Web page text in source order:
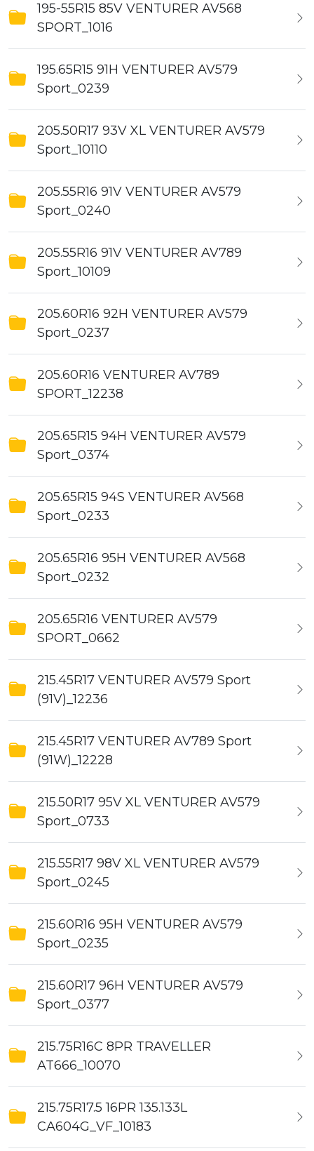
195-55R15 85V VENTURER AV568
SPORT_1016
195.65R15 91H VENTURER AV579
Sport_0239
205.50R17 93V XL VENTURER AV579
Sport_10110
205.55R16 91V VENTURER AV579
Sport_0240
205.55R16 91V VENTURER AV789
Sport_10109
205.60R16 92H VENTURER AV579
Sport_0237
205.60R16 VENTURER AV789
SPORT_12238
205.65R15 94H VENTURER AV579
Sport_0374
205.65R15 94S VENTURER AV568
Sport_0233
205.65R16 95H VENTURER AV568
Sport_0232
205.65R16 VENTURER AV579
SPORT_0662
215.45R17 VENTURER AV579 Sport
(91V)_12236
215.45R17 VENTURER AV789 Sport
(91W)_12228
215.50R17 95V XL VENTURER AV579
Sport_0733
215.55R17 98V XL VENTURER AV579
Sport_0245
215.60R16 95H VENTURER AV579
Sport_0235
215.60R17 96H VENTURER AV579
Sport_0377
215.75R16C 8PR TRAVELLER
AT666_10070
215.75R17.5 16PR 135.133L
CA604G_VF_10183